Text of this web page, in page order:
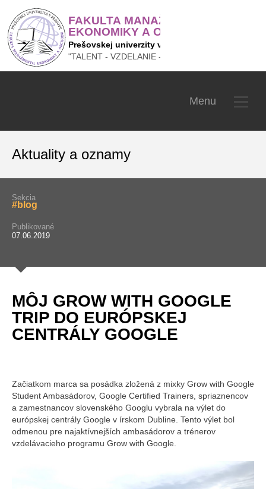
Menu
Aktuality a oznamy
Sekcia
#blog
Publikované
07.06.2019
MÔJ GROW WITH GOOGLE
TRIP DO EURÓPSKEJ
CENTRÁLY GOOGLE
Začiatkom marca sa posádka zložená z mixky Grow with Google
Student Ambasádorov, Google Certified Trainers, spriaznencov
a zamestnancov slovenského Googlu vybrala na výlet do
európskej centrály Google v írskom Dubline. Tento výlet bol
odmenou pre najaktívnejších ambasádorov a trénerov
vzdelávacieho programu Grow with Google.